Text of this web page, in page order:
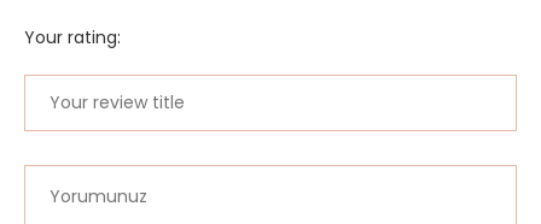
Your rating: